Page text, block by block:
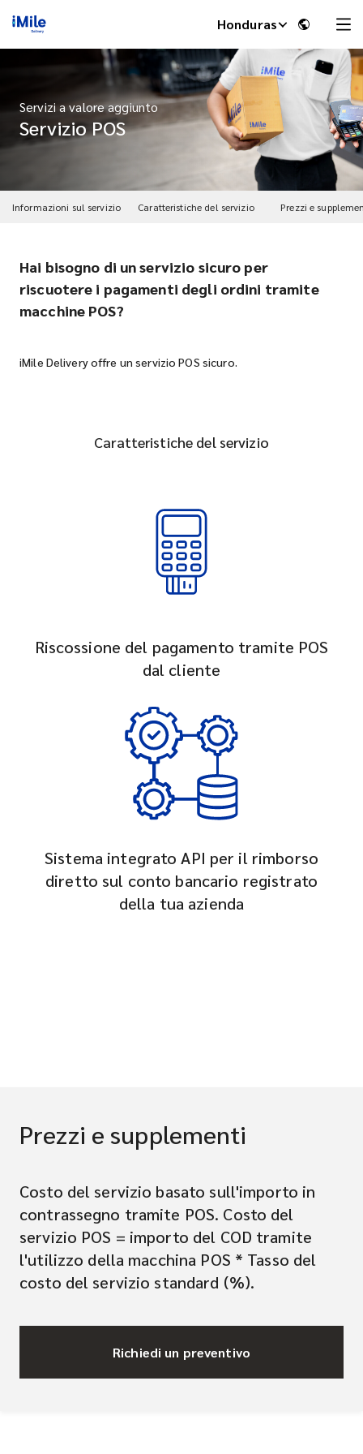
Honduras
Servizi a valore aggiunto
Servizio POS
Informazioni sul servizio Caratteristiche del servizio Prezzi e
Hai bisogno di un servizio sicuro per
riscuotere i pagamenti degli ordini tramite
macchine POS?
iMile Delivery offre un servizio POS sicuro.
Caratteristiche del servizio
Riscossione del pagamento tramite POS
dal cliente
Sistema integrato API per il rimborso
diretto sul conto bancario registrato
della tua azienda
Prezzi e supplementi
Costo del servizio basato sull'importo in
contrassegno tramite POS. Costo del
servizio POS = importo del COD tramite
l'utilizzo della macchina POS * Tasso del
costo del servizio standard (%).
Richiedi un preventivo
iMile Chat